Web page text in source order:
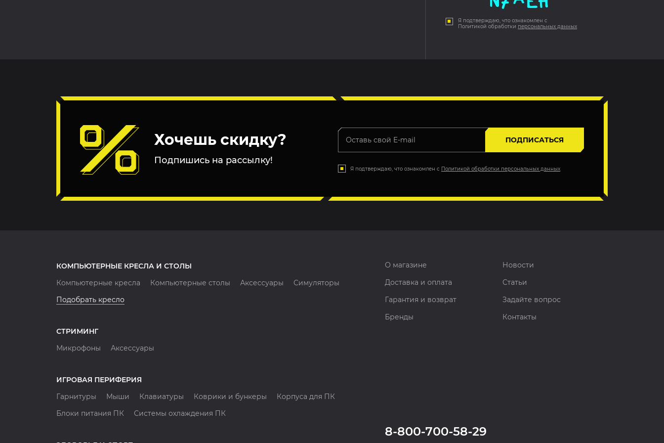
Я подтверждаю, что ознакомлен с
Политикой обработки персональных данных
Хочешь скидку?
Подпишись на рассылку!
ПОДПИСАТЬСЯ
Я подтверждаю, что ознакомлен с Политикой обработки персональных данных
КОМПЬЮТЕРНЫЕ КРЕСЛА И СТОЛЫ
Компьютерные кресла
Компьютерные столы Аксессуары
Симуляторы
Подобрать кресло
СТРИМИНГ
Микрофоны
Аксессуары
ИГРОВАЯ ПЕРИФЕРИЯ
Гарнитуры
Мыши Клавиатуры Коврики и бункеры
Корпуса для ПК
Блоки питания ПК
Системы охлаждения ПК
О магазине
Новости
Доставка и оплата
Статьи
Гарантия и возврат
Задайте вопрос
Бренды
Контакты
8-800-700-58-29